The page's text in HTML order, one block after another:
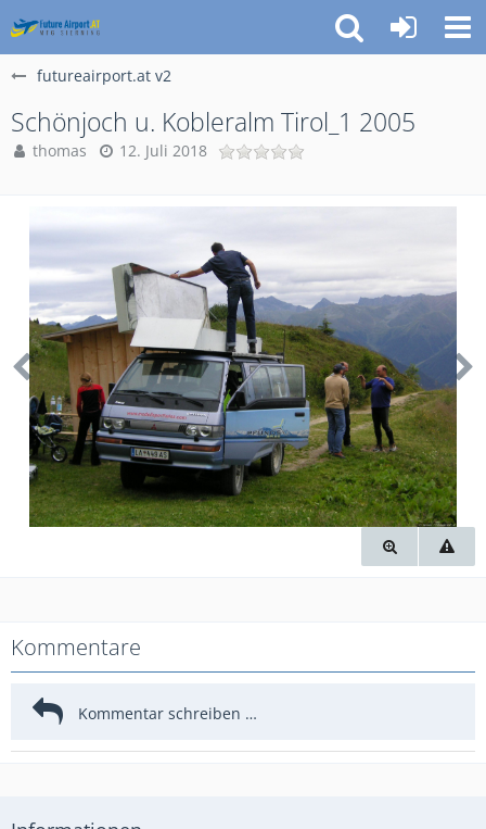
futureairport.at v2
Schönjoch u. Kobleralm Tirol_1 2005
thomas 12. Juli 2018
Kommentare